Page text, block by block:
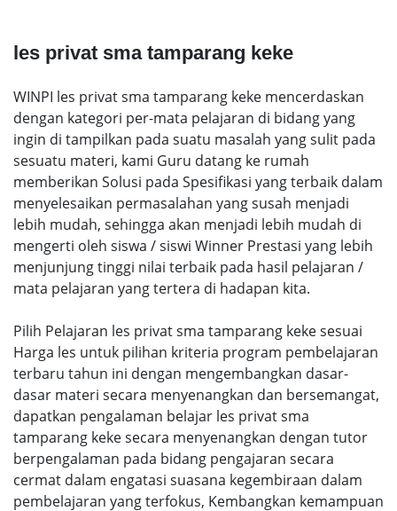
les privat sma tamparang keke
WINPI les privat sma tamparang keke mencerdaskan
dengan kategori per-mata pelajaran di bidang yang
ingin di tampilkan pada suatu masalah yang sulit pada
sesuatu materi, kami Guru datang ke rumah
memberikan Solusi pada Spesifikasi yang terbaik dalam
menyelesaikan permasalahan yang susah menjadi
lebih mudah, sehingga akan menjadi lebih mudah di
mengerti oleh siswa / siswi Winner Prestasi yang lebih
menjunjung tinggi nilai terbaik pada hasil pelajaran /
mata pelajaran yang tertera di hadapan kita.
Pilih Pelajaran les privat sma tamparang keke sesuai
Harga les untuk pilihan kriteria program pembelajaran
terbaru tahun ini dengan mengembangkan dasar-
dasar materi secara menyenangkan dan bersemangat,
dapatkan pengalaman belajar les privat sma
tamparang keke secara menyenangkan dengan tutor
berpengalaman pada bidang pengajaran secara
cermat dalam engatasi suasana kegembiraan dalam
pembelajaran yang terfokus, Kembangkan kemampuan